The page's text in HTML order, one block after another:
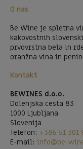
O nas
Be Wine je spletna
kakovostnih
prvovrstna bela in
oranžna vina in
Kontakt
BEWINES d.o.o.
Dolenjska cesta 83
1000 Ljubljana
Slovenija
Telefon: +386 51 301
E-mail: info@be-